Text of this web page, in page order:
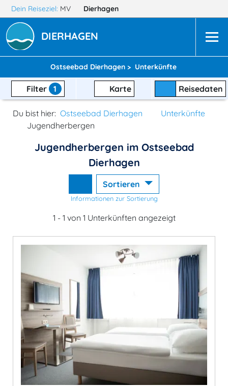
Dein Reiseziel: MV Dierhagen
DIERHAGEN
Ostseebad Dierhagen > Unterkünfte
Filter 1 Karte Reisedaten
Du bist hier: Ostseebad Dierhagen
Unterkünfte
Jugendherbergen
Jugendherbergen im Ostseebad
Dierhagen
Sortieren
Informationen zur Sortierung
1 - 1 von 1 Unterkünften angezeigt